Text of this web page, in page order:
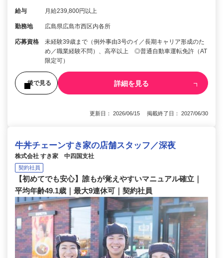
給与 月給239,800円以上
勤務地 広島県広島市西区内各所
応募資格
未経験39歳まで（例外事由3号のイ／長期キャリア形成のた
め／職業経験不問）、高卒以上 ◎普通自動車運転免許（AT
限定可）
後で見る 詳細を見る
更新日： 2026/06/15 掲載終了日： 2027/06/30
牛丼チェーンすき家の店舗スタッフ／深夜
株式会社 すき家 中四国支社
契約社員
【初めてでも安心】誰もが覚えやすいマニュアル確立｜
平均年齢49.1歳｜最大9連休可｜契約社員